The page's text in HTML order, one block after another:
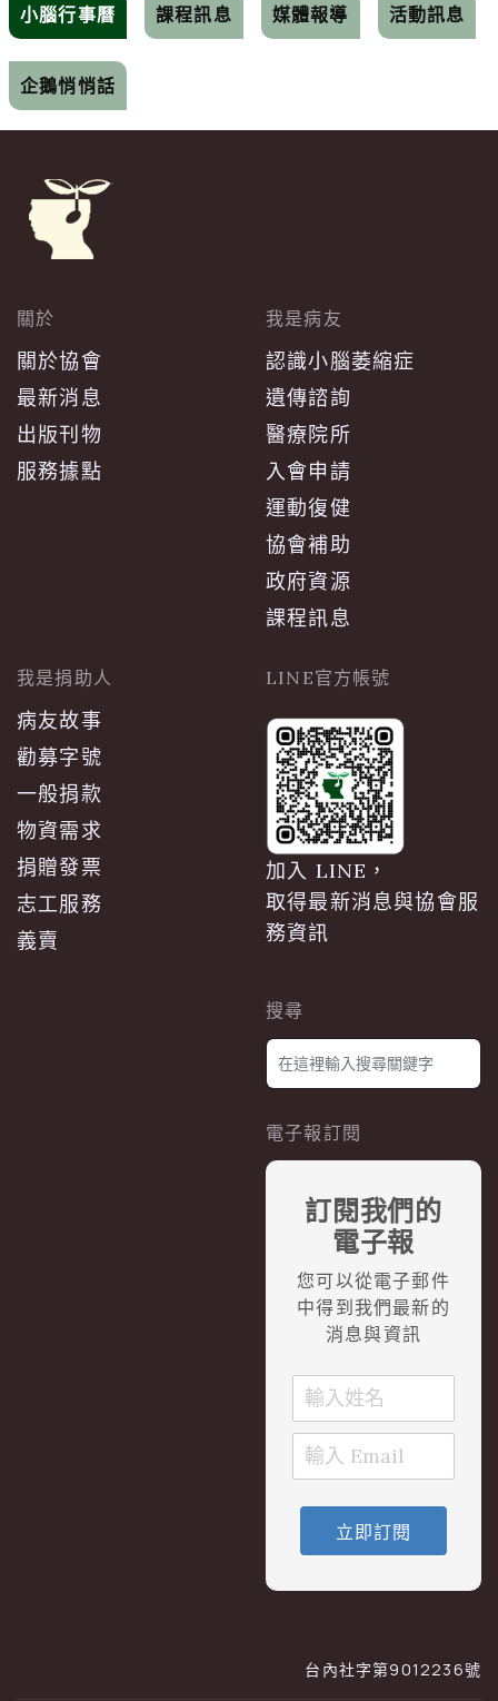
小腦行事曆 課程訊息 媒體報導 活動訊息
企鵝悄悄話
關於
關於協會
最新消息
出版刊物
服務據點
我是病友
認識小腦萎縮症
遺傳諮詢
醫療院所
入會申請
運動復健
協會補助
政府資源
課程訊息
我是捐助人
病友故事
勸募字號
一般捐款
物資需求
捐贈發票
志工服務
義賣
LINE官方帳號
加入 LINE，
取得最新消息與協會服
務資訊
搜尋
電子報訂閱
訂閱我們的
電子報
您可以從電子郵件
中得到我們最新的
消息與資訊
立即訂閱
台內社字第9012236號